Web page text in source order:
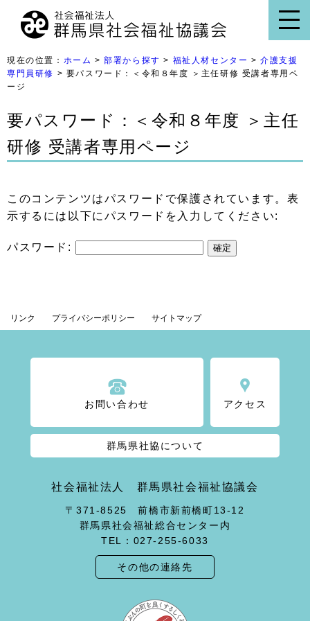
現在の位置： ホーム >部署から探す > 福祉人材センター >介護支援
専門員研修 > 要パスワード：＜令和８年度 ＞主任研修 受講者専用ペ
ージ
要パスワード：＜令和８年度 ＞主任
研修 受講者専用ページ
このコンテンツはパスワードで保護されています。表
示するには以下にパスワードを入力してください:
パスワード:
リンク プライバシーポリシー サイトマップ
お問い合わせ アクセス
群馬県社協について
社会福祉法人 群馬県社会福祉協議会
〒371-8525 前橋市新前橋町13-12
群馬県社会福祉総合センター内
TEL：027-255-6033
その他の連絡先